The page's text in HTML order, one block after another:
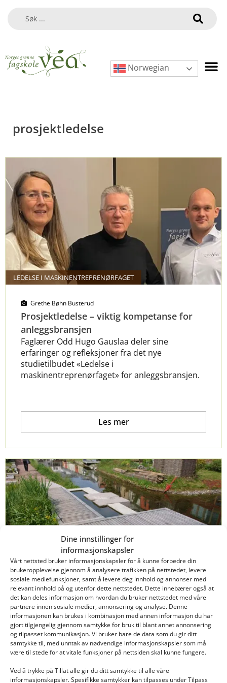
Dine innstillinger for
informasjonskapsler
Vårt nettsted bruker informasjonskapsler for å kunne forbedre din
brukeropplevelse gjennom å analysere trafikken på nettstedet, levere
sosiale mediefunksjoner, samt å levere deg innhold og annonser med
relevant innhold på og utenfor dette nettstedet. Dette innebærer også at
det kan deles informasjon om hvordan du bruker nettstedet med våre
partnere innen sosiale medier, annonsering og analyse. Denne
informasjonen kan brukes i kombinasjon med annen informasjon du har
gjort tilgjengelig gjennom samtykke for bruk til blant annet annonsering
og tilpasset kommunikasjon. Vi bruker bare de data som du gir ditt
samtykke til, med unntak av nødvendige informasjonskapsler som må
være til stede for at vitale funksjoner på nettsiden skal kunne fungere.
Ved å trykke på Tillat alle gir du ditt samtykke til alle våre
informasjonskapsler. Spesifikke samtykker kan tilpasses under Tilpass
Norwegian
prosjektledelse
LEDELSE I MASKINENTREPRENØRFAGET
Grethe Bøhn Busterud
Prosjektledelse – viktig kompetanse for
anleggsbransjen
Faglærer Odd Hugo Gauslaa deler sine
erfaringer og refleksjoner fra det nye
studietilbudet «Ledelse i
maskinentreprenørfaget» for anleggsbransjen.
Les mer
ANLEGGSGARTNERTEKNIKER
Behov for grøntfaglig kompetanse
kombinert med lederutdanning
Er du i tvil om hvilke bransje og yrke du skal
satse på i fremtiden? Da kan jeg fortelle deg litt
om mine erfaringer, og framtidsutsiktene for
kompetanse.